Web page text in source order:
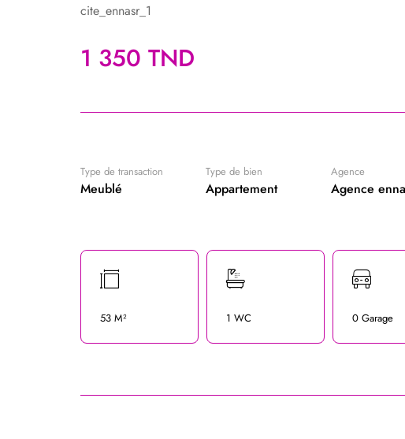
cite_ennasr_1
1 350 TND
Type de transaction
Meublé
Type de bien
Appartement
Agence
Agence
53 M² 1 WC 0 Garage